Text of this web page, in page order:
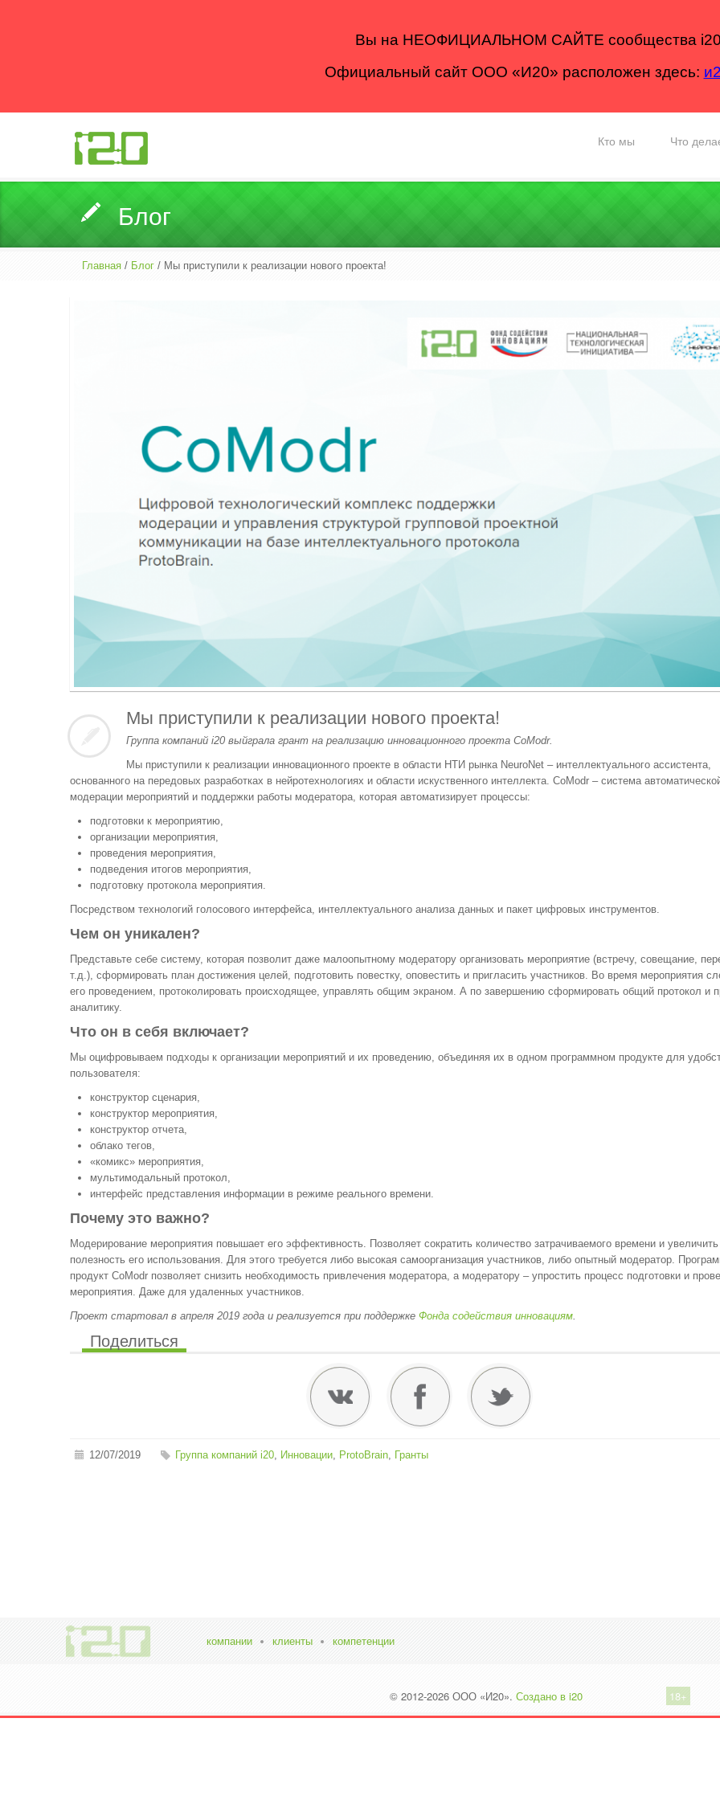
Вы на НЕОФИЦИАЛЬНОМ САЙТЕ сообщества
Официальный сайт ООО «И20» расположен здесь:
Кто мы Что
Блог
Главная / Блог / Мы приступили к реализации нового проекта!
Мы приступили к реализации нового проекта!
Группа компаний i20 выйграла грант на реализацию инновационного проекта CoModr.
Мы приступили к реализации инновационного проекте в области НТИ рынка NeuroNet – интеллектуального ассистента,
основанного на передовых разработках в нейротехнологиях и области искуственного интеллекта. CoModr – система
модерации мероприятий и поддержки работы модератора, которая автоматизирует процессы:
подготовки к мероприятию,
организации мероприятия,
проведения мероприятия,
подведения итогов мероприятия,
подготовку протокола мероприятия.
Посредством технологий голосового интерфейса, интеллектуального анализа данных и пакет цифровых инструментов.
Чем он уникален?
Представьте себе систему, которая позволит даже малоопытному модератору организовать мероприятие (встречу, совещание,
т.д.), сформировать план достижения целей, подготовить повестку, оповестить и пригласить участников. Во время мероприятия
его проведением, протоколировать происходящее, управлять общим экраном. А по завершению сформировать общий протокол и
аналитику.
Что он в себя включает?
Мы оцифровываем подходы к организации мероприятий и их проведению, объединяя их в одном программном продукте для
пользователя:
конструктор сценария,
конструктор мероприятия,
конструктор отчета,
облако тегов,
«комикс» мероприятия,
мультимодальный протокол,
интерфейс представления информации в режиме реального времени.
Почему это важно?
Модерирование мероприятия повышает его эффективность. Позволяет сократить количество затрачиваемого времени и увеличить
полезность его использования. Для этого требуется либо высокая самоорганизация участников, либо опытный модератор.
продукт CoModr позволяет снизить необходимость привлечения модератора, а модератору – упростить процесс подготовки и
мероприятия. Даже для удаленных участников.
Проект стартовал в апреля 2019 года и реализуется при поддержке Фонда содействия инновациям
Поделиться
12/07/2019 Группа компаний i20 Инновации ProtoBrain Гранты
компании клиенты компетенции
© 2012-2026 ООО «И20». Создано в i20 18+